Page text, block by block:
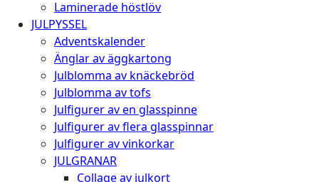
Laminerade höstlöv
JULPYSSEL
Adventskalender
Änglar av äggkartong
Julblomma av knäckebröd
Julblomma av tofs
Julfigurer av en glasspinne
Julfigurer av flera glasspinnar
Julfigurer av vinkorkar
JULGRANAR
Collage av julkort